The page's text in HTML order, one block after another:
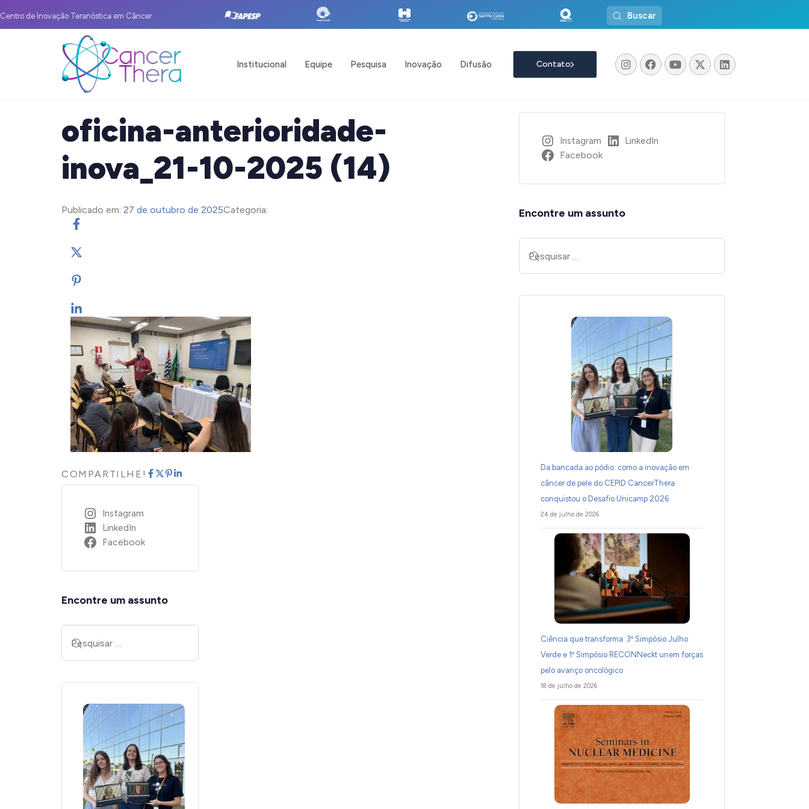
Centro de Inovação Teranóstica em Câncer Buscar
Institucional Equipe Pesquisa Inovação Difusão Contato
oficina-anterioridade-
inova_21-10-2025 (14)
Publicado em: 27 de outubro de 2025Categoria:
COMPARTILHE!
Instagram
LinkedIn
Facebook
Encontre um assunto
Instagram
LinkedIn
Facebook
Encontre um assunto
Da bancada ao pódio: como a inovação em
câncer de pele do CEPID CancerThera
conquistou o Desafio Unicamp 2026
24 de julho de 2026
Ciência que transforma: 3º Simpósio Julho
Verde e 1º Simpósio RECONNeckt unem forças
pelo avanço oncológico
18 de julho de 2026